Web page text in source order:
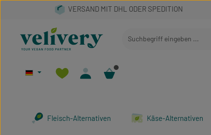
Hauptinhalt springen
Zur Suche springen
Zur Hauptnavigation springen
Fleisch-Alternativen Käse-Alternativen